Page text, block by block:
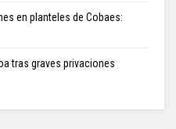
en planteles de Cobaes:
tras graves privaciones